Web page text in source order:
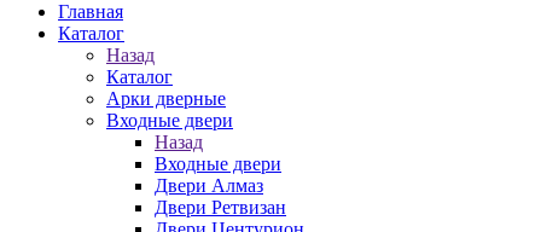
Главная
Каталог
Назад
Каталог
Арки дверные
Входные двери
Назад
Входные двери
Двери Алмаз
Двери Ретвизан